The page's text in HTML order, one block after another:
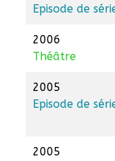
Episode de
2006
Théâtre
2005
Episode de
2005